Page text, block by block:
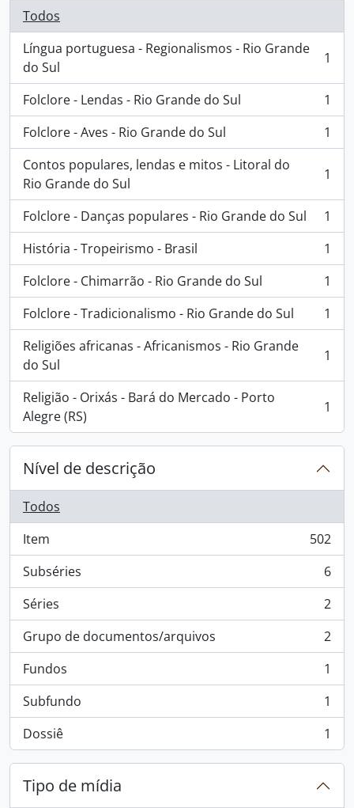
Todos
Língua portuguesa - Regionalismos - Rio Grande
do Sul
, 1 resultados 1
Folclore - Lendas - Rio Grande do Sul
, 1 resultados
1
Folclore - Aves - Rio Grande do Sul
, 1 resultados
1
Contos populares, lendas e mitos - Litoral do
Rio Grande do Sul
, 1 resultados 1
Folclore - Danças populares - Rio Grande do Sul
, 1 resultados
1
História - Tropeirismo - Brasil
, 1 resultados
1
Folclore - Chimarrão - Rio Grande do Sul
, 1 resultados
1
Folclore - Tradicionalismo - Rio Grande do Sul
, 1 resultados
1
Religiões africanas - Africanismos - Rio Grande
do Sul
, 1 resultados 1
Religião - Orixás - Bará do Mercado - Porto
Alegre (RS)
, 1 resultados 1
Nível de descrição
Todos
Item
, 502 resultados
502
Subséries
, 6 resultados
6
Séries
, 2 resultados
2
Grupo de documentos/arquivos
, 2 resultados
2
Fundos
, 1 resultados
1
Subfundo
, 1 resultados
1
Dossiê
, 1 resultados 1
Tipo de mídia